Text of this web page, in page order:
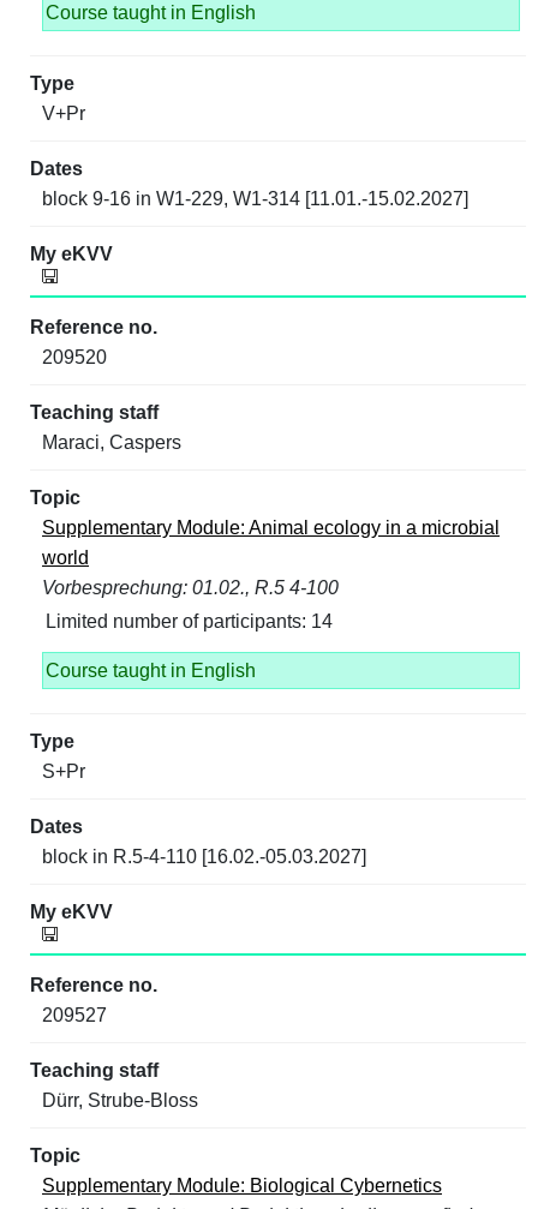
Course taught in English
V+Pr
block 9-16 in W1-229, W1-314 [11.01.-15.02.2027]
209520
Maraci, Caspers
Supplementary Module: Animal ecology in a microbial
world
Vorbesprechung: 01.02., R.5 4-100
Limited number of participants: 14
Course taught in English
S+Pr
block in R.5-4-110 [16.02.-05.03.2027]
209527
Dürr, Strube-Bloss
Supplementary Module: Biological Cybernetics